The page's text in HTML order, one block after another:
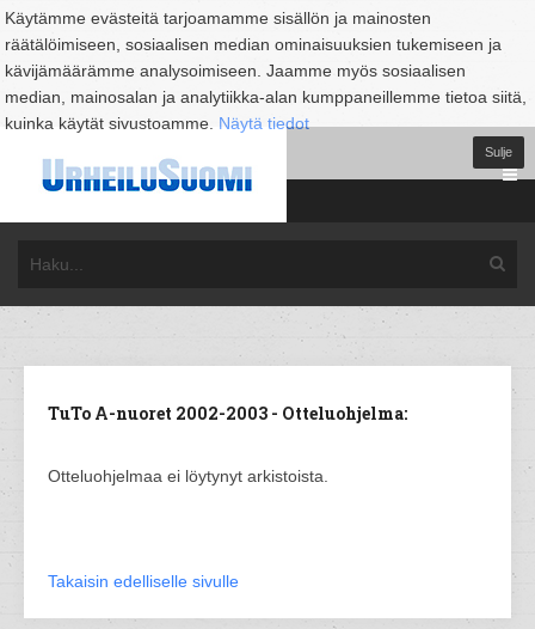
Käytämme evästeitä tarjoamamme sisällön ja mainosten
räätälöimiseen, sosiaalisen median ominaisuuksien tukemiseen ja
kävijämäärämme analysoimiseen. Jaamme myös sosiaalisen
median, mainosalan ja analytiikka-alan kumppaneillemme tietoa siitä,
kuinka käytät sivustoamme. Näytä tiedot
Sulje
TuTo A-nuoret 2002-2003 - Otteluohjelma:
Otteluohjelmaa ei löytynyt arkistoista.
Takaisin edelliselle sivulle